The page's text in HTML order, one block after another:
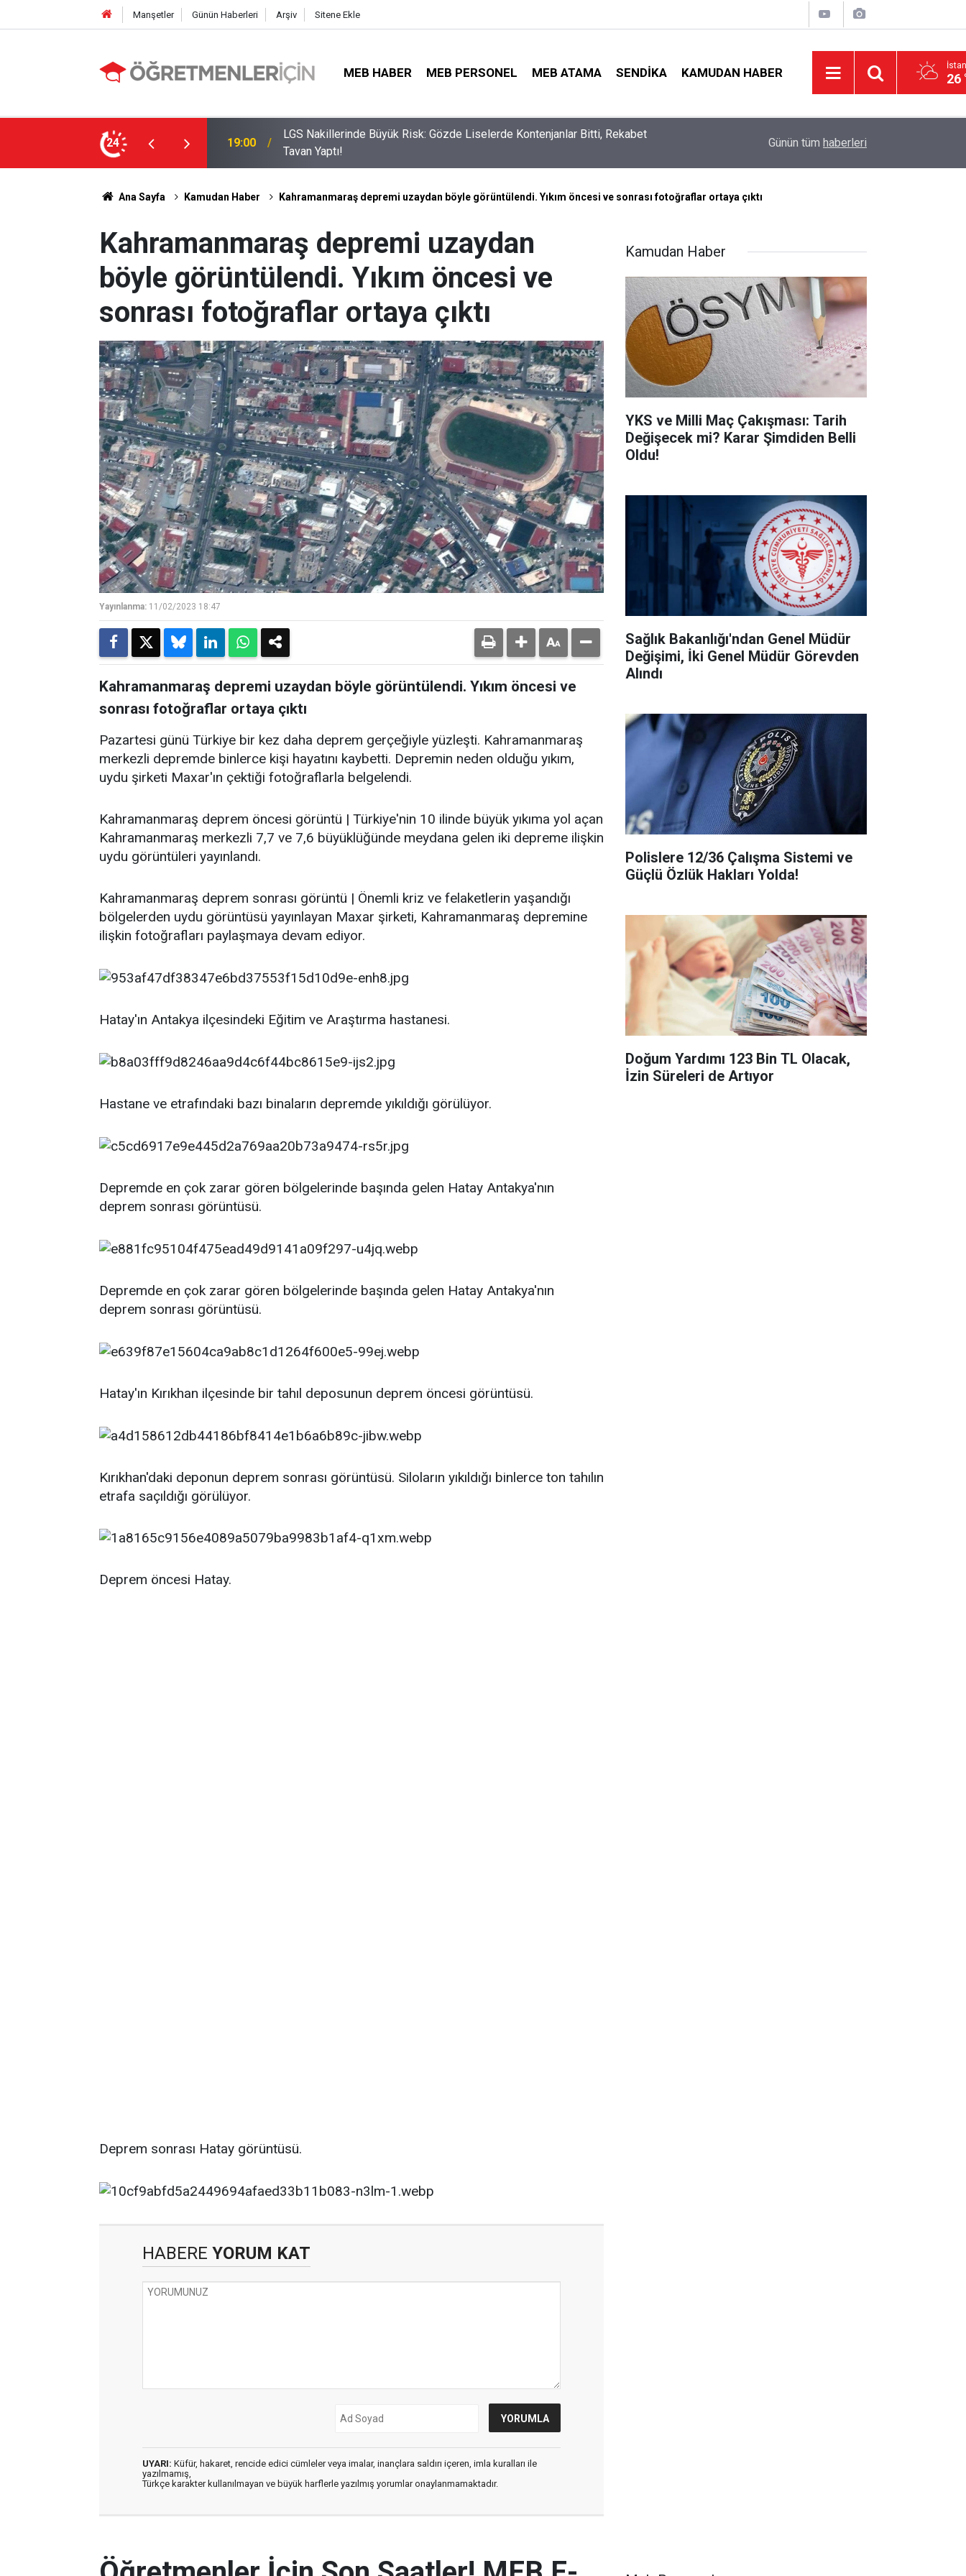
Manşetler Günün Haberleri Arşiv Sitene Ekle
MEB HABER MEB PERSONEL MEB ATAMA SENDIKA KAMUDAN HABER 26
24
Liselerde Kontenjanlar Bitti, Rekabet
09:05 İlçe Milli Eğitim Müdürü Ataması Yapıldı MEB e-Kayıt Sonuçları e-Devlet'te: İşte
Günün tüm haberleri
Ana Sayfa Kamudan Haber Kahramanmaraş depremi uzaydan böyle görüntülendi. Yıkım öncesi ve sonrası fotoğraflar ortaya çıktı
Kahramanmaraş depremi uzaydan
böyle görüntülendi. Yıkım öncesi ve
sonrası fotoğraflar ortaya çıktı
Yayınlanma: 11/02/2023 18:47
Kahramanmaraş depremi uzaydan böyle görüntülendi. Yıkım öncesi ve
sonrası fotoğraflar ortaya çıktı
Pazartesi günü Türkiye bir kez daha deprem gerçeğiyle yüzleşti. Kahramanmaraş
merkezli depremde binlerce kişi hayatını kaybetti. Depremin neden olduğu yıkım,
uydu şirketi Maxar'ın çektiği fotoğraflarla belgelendi.
Kahramanmaraş deprem öncesi görüntü | Türkiye'nin 10 ilinde büyük yıkıma yol açan
Kahramanmaraş merkezli 7,7 ve 7,6 büyüklüğünde meydana gelen iki depreme ilişkin
uydu görüntüleri yayınlandı.
Kahramanmaraş deprem sonrası görüntü | Önemli kriz ve felaketlerin yaşandığı
bölgelerden uydu görüntüsü yayınlayan Maxar şirketi, Kahramanmaraş depremine
ilişkin fotoğrafları paylaşmaya devam ediyor.
Hatay'ın Antakya ilçesindeki Eğitim ve Araştırma hastanesi.
Hastane ve etrafındaki bazı binaların depremde yıkıldığı görülüyor.
Depremde en çok zarar gören bölgelerinde başında gelen Hatay Antakya'nın
deprem sonrası görüntüsü.
Depremde en çok zarar gören bölgelerinde başında gelen Hatay Antakya'nın
deprem sonrası görüntüsü.
Hatay'ın Kırıkhan ilçesinde bir tahıl deposunun deprem öncesi görüntüsü.
Kırıkhan'daki deponun deprem sonrası görüntüsü. Siloların yıkıldığı binlerce ton tahılın
etrafa saçıldığı görülüyor.
Deprem öncesi Hatay.
Deprem sonrası Hatay görüntüsü.
HABERE YORUM KAT
UYARI: Küfür, hakaret, rencide edici cümleler veya imalar, inançlara saldırı içeren, imla kuralları ile
yazılmamış,
Türkçe karakter kullanılmayan ve büyük harflerle yazılmış yorumlar onaylanmamaktadır.
Kamudan Haber
YKS ve Milli Maç Çakışması: Tarih
Değişecek mi? Karar Şimdiden Belli
Oldu!
Sağlık Bakanlığı'ndan Genel Müdür
Değişimi, İki Genel Müdür Görevden
Alındı
Polislere 12/36 Çalışma Sistemi ve
Güçlü Özlük Hakları Yolda!
Doğum Yardımı 123 Bin TL Olacak,
İzin Süreleri de Artıyor